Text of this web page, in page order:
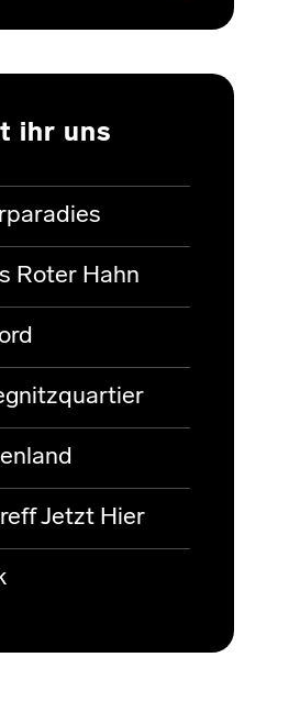
ihr uns
Roter Hahn
Jetzt Hier